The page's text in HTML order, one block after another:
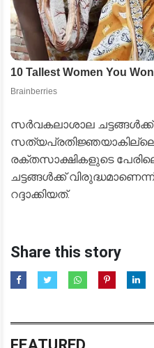
സർവകലാശാല
രക്തസാക്ഷികളുടെ
ചട്ടങ്ങൾക്ക്
റദ്ദാക്കിയത്.
Share this story